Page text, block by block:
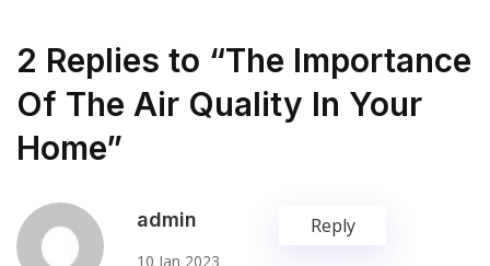
2 Replies to “The Importance
Of The Air Quality In Your
Home”
admin
10 Jan 2023
Reply